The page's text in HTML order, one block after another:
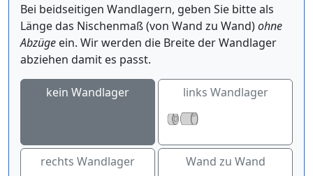
Bei beidseitigen Wandlagern, geben Sie bitte als
Länge das Nischenmaß (von Wand zu Wand)ohne
Abzüge ein. Wir werden die Breite der Wandlager
abziehen damit es passt.
kein Wandlager links Wandlager
rechts Wandlager Wand zu Wand